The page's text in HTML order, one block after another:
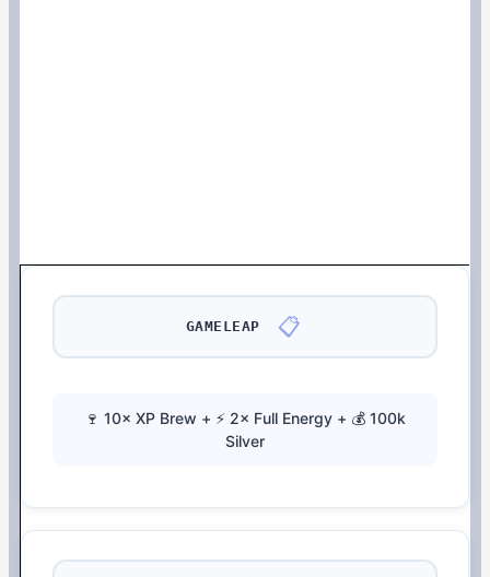
GAMELEAP 📋
🍷 10× XP Brew + ⚡ 2× Full Energy + 💰 100k
Silver